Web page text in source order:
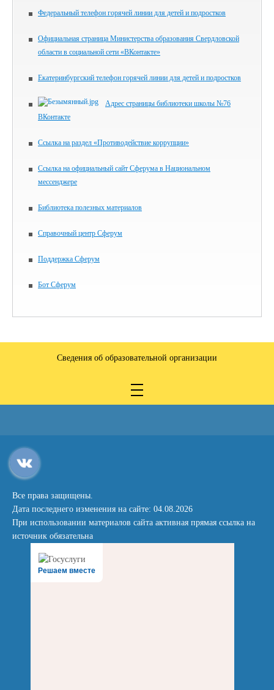
Федеральный телефон горячей линии для детей и подростков
Официальная страница Министерства образования Свердловской
области в социальной сети «ВКонтакте»
Екатеринбургский телефон горячей линии для детей и подростков
Адрес страницы библиотеки школы №76
ВКонтакте
Ссылка на раздел «Противодействие коррупции»
Ссылка на официальный сайт Сферума в Национальном
мессенджере
Библиотека полезных материалов
Справочный центр Сферум
Поддержка Сферум
Бот Сферум
Сведения об образовательной организации
Все права защищены.
Дата последнего изменения на сайте: 04.08.2026
При использовании материалов сайта активная прямая ссылка на
источник обязательна
Решаем вместе